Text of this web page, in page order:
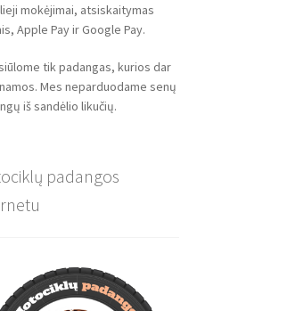
mokėjimai, atsiskaitymas
Apple Pay ir Google Pay.
tik padangas, kurios dar
Mes neparduodame senų
iš sandėlio likučių.
padangos